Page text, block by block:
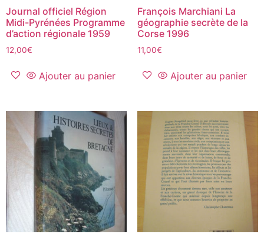
Journal officiel Région
Midi-Pyrénées Programme
d’action régionale 1959
12,00€
Ajouter au panier
François Marchiani La
géographie secrète de la
Corse 1996
11,00€
Ajouter au panier